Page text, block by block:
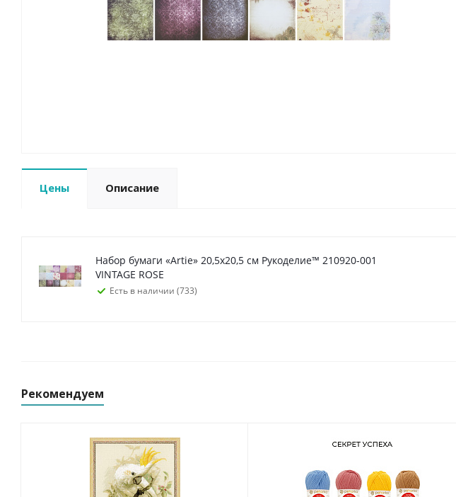
Цены Описание
Набор бумаги «Artie» 20,5х20,5 см Рукоделие™ 210920-001
VINTAGE ROSE
Есть в наличии (733)
Рекомендуем